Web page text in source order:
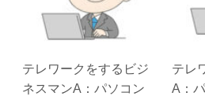
テレワークをするビジ
ネスマンA：パソコン
テレ
A：